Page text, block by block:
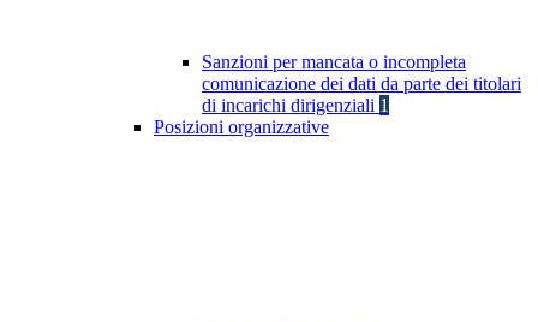
Sanzioni per mancata o incompleta
comunicazione dei dati da parte dei titolari
di incarichi dirigenziali 1
Posizioni organizzative